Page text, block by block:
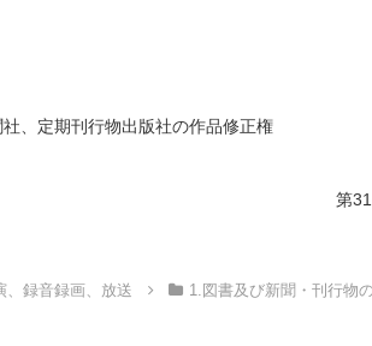
、定期刊行物出版社の作品修正権
第
録音録画、放送 1.図書及び新聞・刊行物